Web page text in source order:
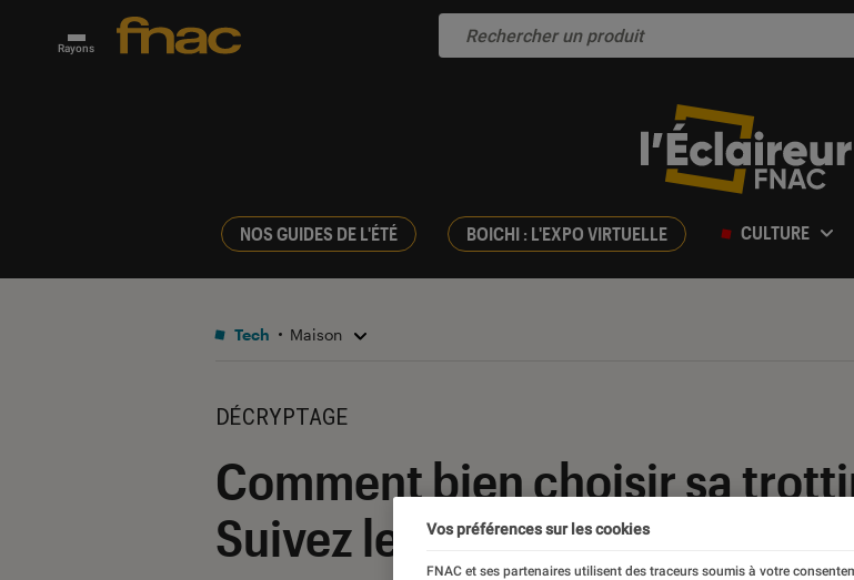
Rayons
NOS GUIDES DE L'ÉTÉ BOICHI : L'EXPO VIRTUELLE CULTURE
Tech Maison
DÉCRYPTAGE
Comment bien choisir sa
Suivez le guideVos préférences sur les cookies
FNAC et ses partenaires utilisent des traceurs soumis à votre